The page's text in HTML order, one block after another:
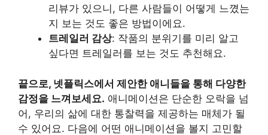
리뷰가 있으니, 다른 사람들이 어떻게 느꼈는
지 보는 것도 좋은 방법이에요.
트레일러 감상: 작품의 분위기를 미리 알고
싶다면 트레일러를 보는 것도 추천해요.
끝으로, 넷플릭스에서 제안한 애니들을 통해 다양한
감정을 느껴보세요. 애니메이션은 단순한 오락을 넘
어, 우리의 삶에 대한 통찰력을 제공하는 매체가 될
수 있어요. 다음에 어떤 애니메이션을 볼지 고민할